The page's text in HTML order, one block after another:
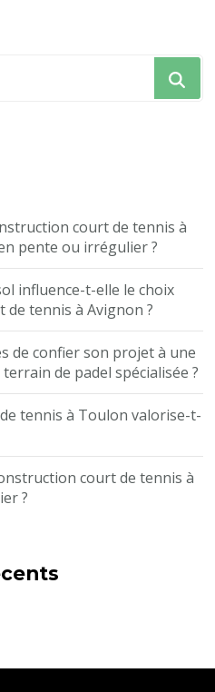
court de tennis à
pente ou irrégulier ?
influence-t-elle le choix
de tennis à Avignon ?
de confier son projet à une
de padel spécialisée ?
tennis à Toulon valorise-t-
court de tennis à
?